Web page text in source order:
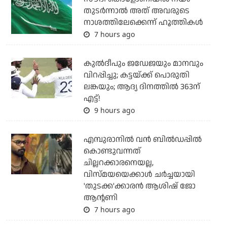
തുടര്‍ന്നാല്‍ അത് അവരുടെ
നാശത്തിലേക്കെന്ന് ഹൂത്തികള്‍
7 hours ago
കുല്‍ദീപും ജഡേജയും മാനവും
വിറപ്പിച്ചു; കട്ടയ്ക്ക് പൊരുതി
ലങ്കയും; ആദ്യ ദിനത്തില്‍ 363ന്
എട്ട്!
9 hours ago
എമ്പുരാനില്‍ വന്‍ ബില്‍ഡപ്പില്‍
കൊണ്ടുവന്നത്
ചില്ലറക്കാരനെയല്ല,
വിസ്മയയെക്കാള്‍ ചര്‍ച്ചയായി
'തുടക്ക'ക്കാരന്‍ ആശിഷ് ജോ
ആന്റണി
7 hours ago